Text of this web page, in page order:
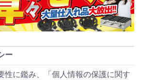
ー
性に鑑み、「個人情報の保護に関す